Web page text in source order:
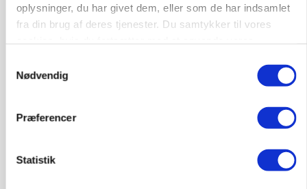
oplysninger, du har givet dem, eller som de har indsamlet
fra din brug af deres tjenester. Du samtykker til vores
Nødvendig
Præferencer
Statistik
GRISE
Rådgiver om DB-Tjek: Små justeringer kan give